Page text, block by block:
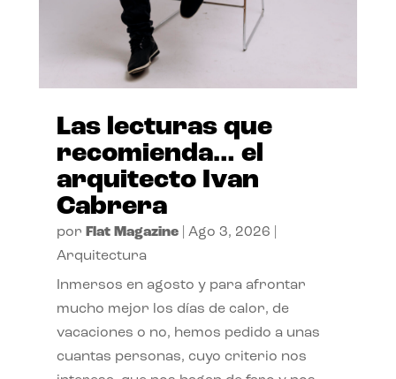
Las lecturas que
recomienda… el
arquitecto Ivan
Cabrera
por Flat Magazine| Ago 3, 2026
Arquitectura
Inmersos en agosto y para afrontar
mucho mejor los días de calor, de
vacaciones o no, hemos pedido a unas
cuantas personas, cuyo criterio nos